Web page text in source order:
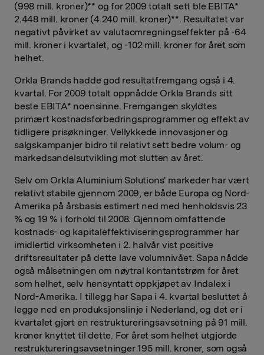
(998 mill. kroner)** og for 2009 totalt sett ble EBITA*
2.448 mill. kroner (4.240 mill. kroner)**. Resultatet var
negativt påvirket av valutaomregningseffekter på -64
mill. kroner i kvartalet, og -102 mill. kroner for året som
helhet.
Orkla Brands hadde god resultatfremgang også i 4.
kvartal. For 2009 totalt oppnådde Orkla Brands sitt
beste EBITA* noensinne. Fremgangen skyldtes
primært kostnadsforbedringsprogrammer og effekt av
tidligere prisøkninger. Vellykkede innovasjoner og
salgskampanjer bidro til relativt sett bedre volum- og
markedsandelsutvikling mot slutten av året.
Selv om Orkla Aluminium Solutions' markeder har vært
relativt stabile gjennom 2009, er både Europa og Nord-
Amerika på årsbasis estimert ned med henholdsvis 23
% og 19 % i forhold til 2008. Gjennom omfattende
kostnads- og kapitaleffektiviseringsprogrammer har
imidlertid virksomheten i 2. halvår vist positive
driftsresultater på dette lave volumnivået. Sapa nådde
også målsetningen om nøytral kontantstrøm for året
som helhet, selv hensyntatt oppkjøpet av Indalex i
Nord-Amerika. I tillegg har Sapa i 4. kvartal besluttet å
legge ned en produksjonslinje i Nederland, og det er i
kvartalet gjort en restruktureringsavsetning på 91 mill.
kroner knyttet til dette. For året som helhet utgjorde
restruktureringsavsetninger 195 mill. kroner, som også